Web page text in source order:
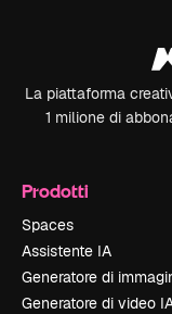
La piattaforma
1 milione di
Prodotti
Spaces
Assistente IA
Generatore di
Generatore di video